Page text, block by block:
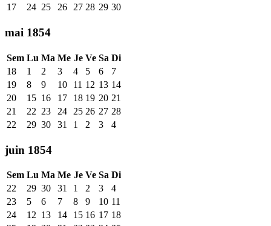
17
24 25 26 27 28 29 30
mai 1854
Sem Lu Ma Me Je Ve Sa Di
18
1 2 3 4 5 6
7
19
8 9 10 11 12 13 14
20
15 16 17 18 19 20 21
21
22 23 24 25 26 27 28
22
29 30 31 1 2 3 4
juin 1854
Sem Lu Ma Me Je Ve Sa Di
22
29 30 31 1 2 3
4
23
5 6 7 8 9 10 11
24
12 13 14 15 16 17 18